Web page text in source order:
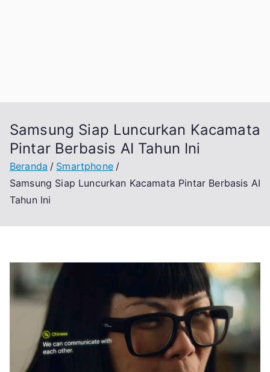
Samsung Siap Luncurkan Kacamata
Pintar Berbasis AI Tahun Ini
Beranda
Smartphone
Samsung Siap Luncurkan Kacamata Pintar Berbasis AI
Tahun Ini